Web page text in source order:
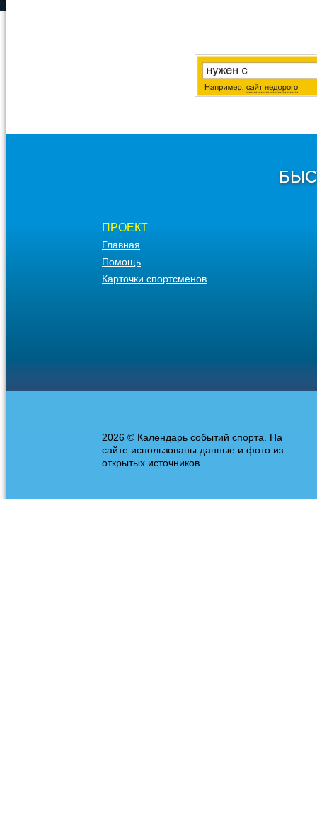
ПРОЕКТ
Главная
Помощь
Карточки спортсменов
2026 © Календарь событий спорта. На
сайте использованы данные и фото из
открытых источников